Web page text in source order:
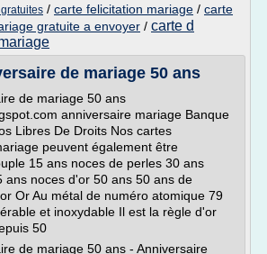
/ carte felicitation mariage / carte
gratuite a envoyer / carte d
de mariage 50 ans
de mariage 50 ans
anniversaire mariage Banque
Libres De Droits Nos cartes
peuvent également être
15 ans noces de perles 30 ans
ans noces d'or 50 ans 50 ans de
Or Au métal de numéro atomique 79
et inoxydable Il est la règle d'or
50
de mariage 50 ans - Anniversaire